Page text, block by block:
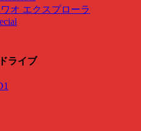
オ エクスプローラ
ライブ